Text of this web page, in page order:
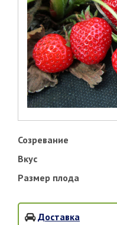
Созревание
Вкус
Размер плода
Доставка